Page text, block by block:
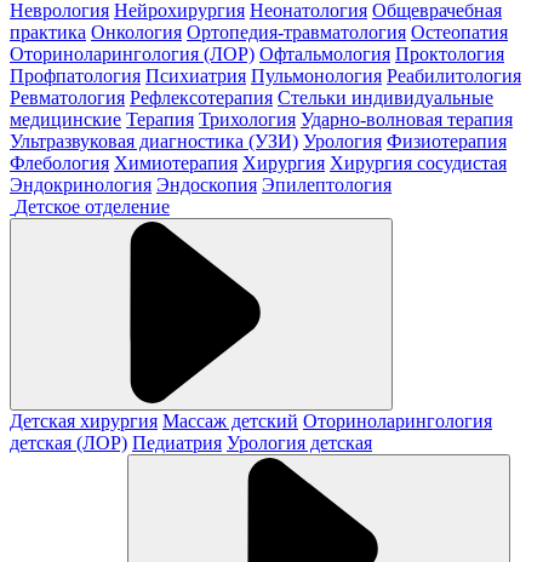
Неврология Нейрохирургия Неонатология Общеврачебная
практика Онкология Ортопедия-травматология Остеопатия
Оториноларингология (ЛОР) Офтальмология Проктология
Профпатология Психиатрия Пульмонология Реабилитология
Ревматология Рефлексотерапия Стельки индивидуальные
медицинские Терапия Трихология Ударно-волновая терапия
Ультразвуковая диагностика (УЗИ) Урология Физиотерапия
Флебология Химиотерапия Хирургия Хирургия сосудистая
Эндокринология Эндоскопия Эпилептология
Детское отделение
Детская хирургия Массаж детский Оториноларингология
детская (ЛОР) Педиатрия Урология детская